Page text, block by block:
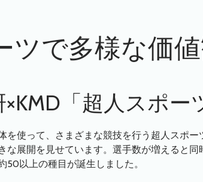
ツで多様な価
「超人スポー
を使って、さまざまな競技を行う超人スポ
な展開を見せています。選手数が増えると
50以上の種目が誕生しました。